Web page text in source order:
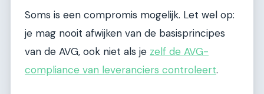
Soms is een compromis mogelijk. Let wel op:
je mag nooit afwijken van de basisprincipes
van de AVG, ook niet als je zelf de AVG-
compliance van leveranciers controleert.